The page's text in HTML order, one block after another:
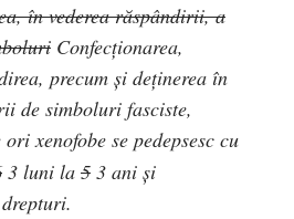
în vederea răspândirii, a
Confecţionarea,
precum şi deţinerea în
de simboluri fasciste,
ori xenofobe se pedepsesc cu
3 luni la 5 3 ani şi